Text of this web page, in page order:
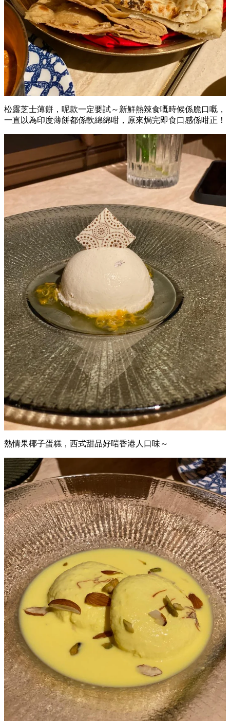
松露芝士薄餅，呢款一定要試～新鮮熱辣食嘅時候係脆口嘅，
一直以為印度薄餅都係軟綿綿咁，原來焗完即食口感係咁正！
熱情果椰子蛋糕，西式甜品好啱香港人口味～